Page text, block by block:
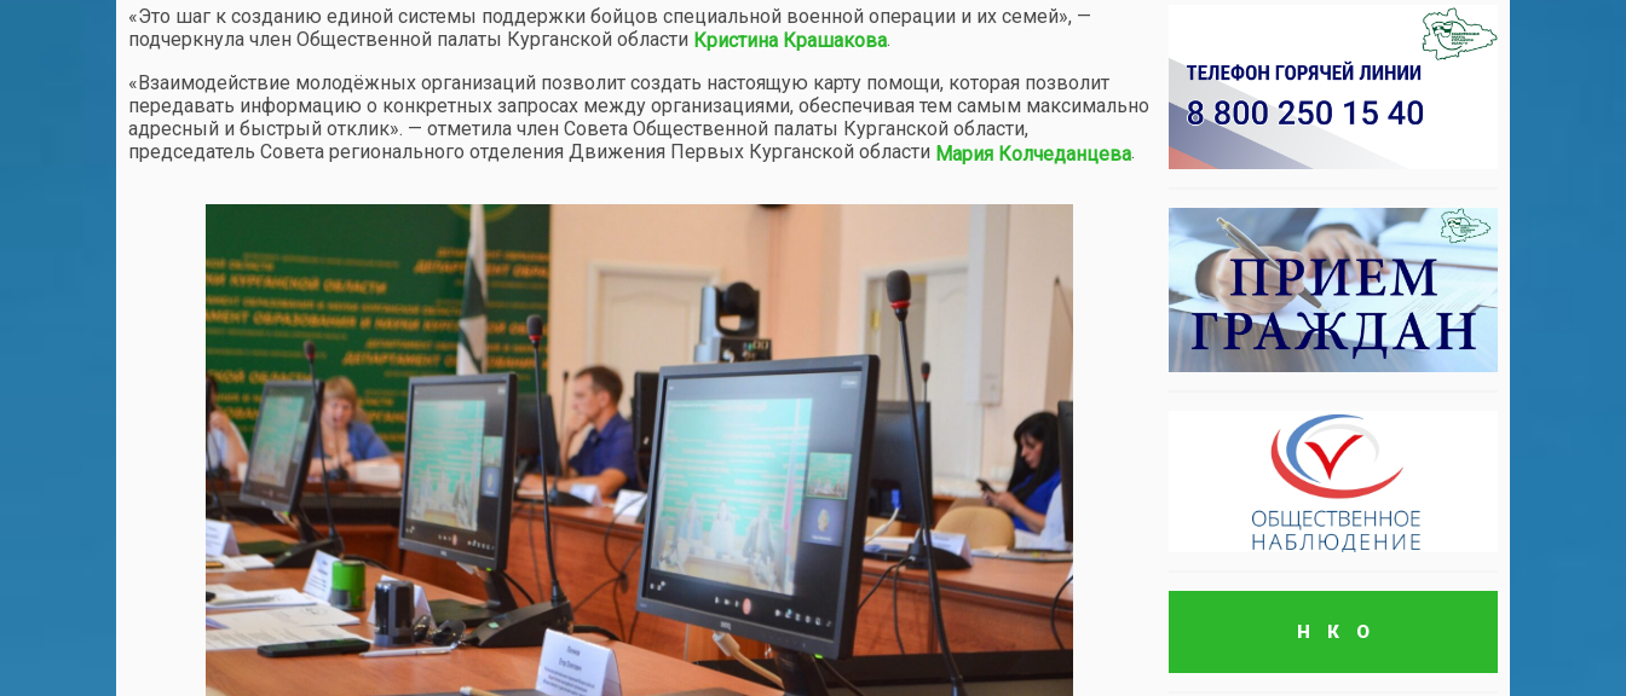
«Это шаг к созданию единой системы поддержки бойцов специальной военной операции и их семей», —
подчеркнула член Общественной палаты Курганской области Кристина Крашакова.
«Взаимодействие молодёжных организаций позволит создать настоящую карту помощи, которая позволит
передавать информацию о конкретных запросах между организациями, обеспечивая тем самым максимально
адресный и быстрый отклик». — отметила член Совета Общественной палаты Курганской области,
председатель Совета регионального отделения Движения Первых Курганской области Мария Колчеданцева.